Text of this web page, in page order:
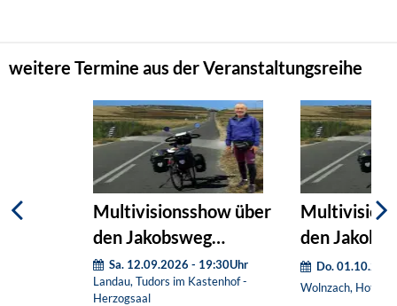
weitere Termine aus der Veranstaltungsreihe
Multivisionsshow über
den Jakobsweg
(Nachholtermin)
Sa. 12.09.2026 - 19:30Uhr
Landau, Tudors im Kastenhof -
Herzogsaal
den
Do.
Wolnzach, Hotel